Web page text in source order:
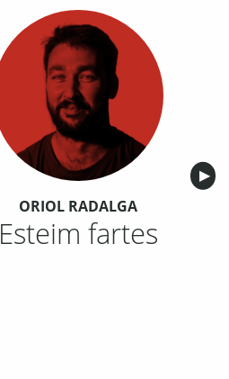
▶︎
ORIOL RADALGA
Esteim fartes